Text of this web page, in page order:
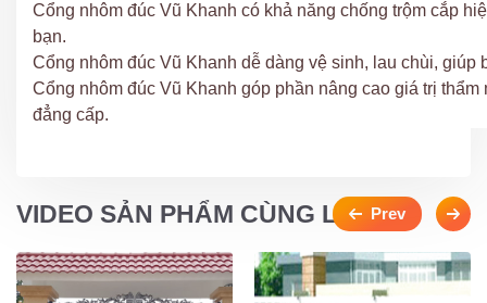
Cổng nhôm đúc Vũ Khanh có khả năng chống trộm cắp
bạn.
Cổng nhôm đúc Vũ Khanh dễ dàng vệ sinh, lau chùi, giúp
Cổng nhôm đúc Vũ Khanh góp phần nâng cao giá trị
đẳng cấp.
VIDEO SẢN PHẨM CÙNG LOẠI